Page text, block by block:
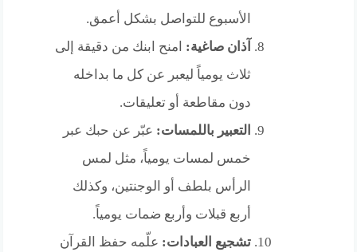
الأسبوع للتواصل بشكل أعمق.
آذان صاغية: امنح ابنك من دقيقة إلى
ثلاث يومياً ليعبر عن كل ما بداخله
دون مقاطعة أو تعليقات.
التعبير باللمسات: عبّر عن حبك عبر
خمس لمسات يومياً، مثل لمس
الرأس بلطف أو الوجنتين، وكذلك
أربع قبلات وأربع ضمات يومياً.
تشجيع العبادات: علّمه حفظ القرآن